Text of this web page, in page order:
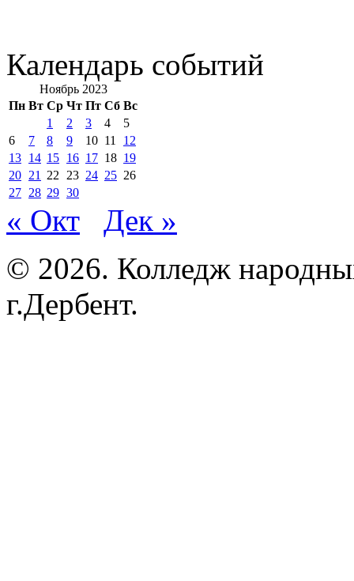
Календарь событий
Ноябрь 2023
Пн Вт Ср Чт Пт Сб Вс
1
2 3 4
5
6
7 8 9 10 11
12
13 14 15 16 17 18 19
20 21 22 23 24 25 26
27 28 29 30
« Окт
Дек »
© 2026. Колледж
г.Дербент.